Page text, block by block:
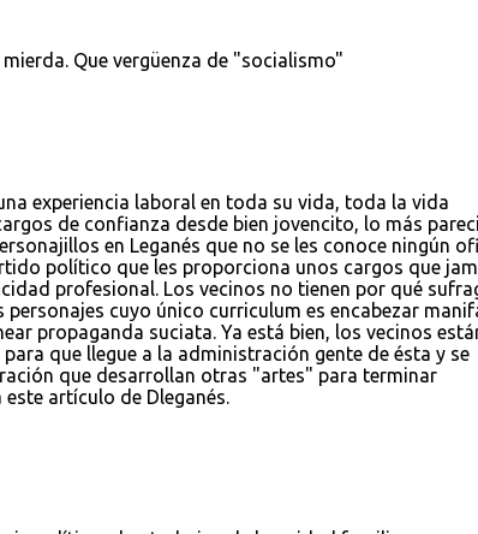
Que vergüenza de "socialismo"
experiencia laboral en toda su vida, toda la vida
de confianza desde bien jovencito, lo más
en Leganés que no se les conoce ningún
político que les proporciona unos cargos que
profesional. Los vecinos no tienen por qué
cuyo único curriculum es encabezar
propaganda suciata. Ya está bien, los vecinos
que llegue a la administración gente de ésta y se
que desarrollan otras "artes" para terminar
artículo de Dleganés.